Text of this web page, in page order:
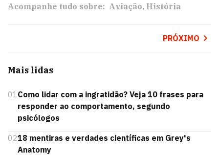
Acompanhe tudo sobre: Aviação História
PRÓXIMO
Mais lidas
01Como lidar com a ingratidão? Veja 10 frases para
responder ao comportamento, segundo
psicólogos
0218 mentiras e verdades científicas em Grey's
Anatomy